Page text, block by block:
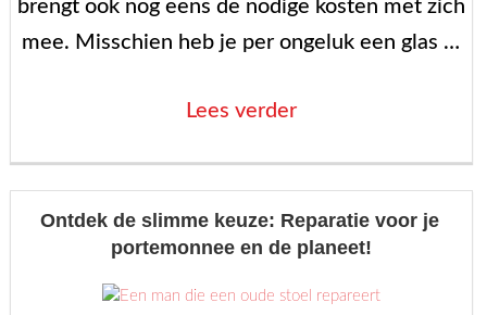
brengt ook nog eens de nodige kosten met zich
mee. Misschien heb je per ongeluk een glas …
Lees verder“Schade
meubels:
wordt
het
Ontdek de slimme keuze: Reparatie voor je
portemonnee en de planeet!